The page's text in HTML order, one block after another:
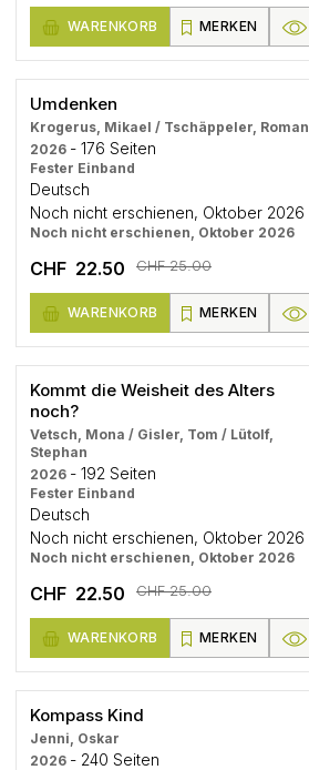
WARENKORB MERKEN
Umdenken
Krogerus, Mikael / Tschäppeler, Roman
2026 - 176 Seiten
Fester Einband
Deutsch
Noch nicht erschienen, Oktober 2026
Noch nicht erschienen, Oktober 2026
CHF 22.50 CHF 25.00
WARENKORB MERKEN
Kommt die Weisheit des Alters
noch?
Vetsch, Mona / Gisler, Tom / Lütolf,
Stephan
2026 - 192 Seiten
Fester Einband
Deutsch
Noch nicht erschienen, Oktober 2026
Noch nicht erschienen, Oktober 2026
CHF 22.50 CHF 25.00
WARENKORB MERKEN
Kompass Kind
Jenni, Oskar
2026 - 240 Seiten